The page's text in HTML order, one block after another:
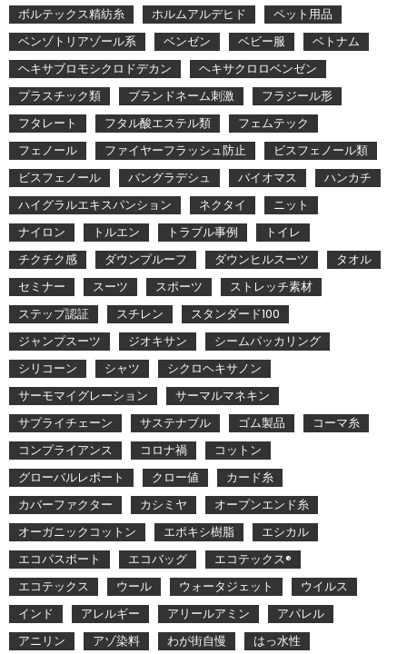
ボルテックス精紡糸 ホルムアルデヒド
ペット用品
ベンゾトリアゾール系
ベンゼン ベビー服
ベトナム
ヘキサブロモシクロドデカン
ヘキサクロロベンゼン
プラスチック類
ブランドネーム刺激
フラジール形
フタレート
フタル酸エステル類
フェムテック
フェノール
ファイヤーフラッシュ防止
ビスフェノール類
ビスフェノール
バングラデシュ バイオマス
ハンカチ
ハイグラルエキスパンション
ネクタイ
ニット
ナイロン
トルエン トラブル事例
トイレ
チクチク感
ダウンプルーフ ダウンヒルスーツ
タオル
セミナー
スーツ スポーツ
ストレッチ素材
ステップ認証
スチレン
スタンダード100
ジャンプスーツ
ジオキサン
シームパッカリング
シリコーン
シャツ
シクロヘキサノン
サーモマイグレーション
サーマルマネキン
サプライチェーン
サステナブル ゴム製品
コーマ糸
コンプライアンス
コロナ禍
コットン
グローバルレポート
クロー値
カード糸
カバーファクター
カシミヤ
オープンエンド糸
オーガニックコットン
エポキシ樹脂
エシカル
エコパスポート
エコバッグ
エコテックス®
エコテックス
ウール ウォータジェット
ウイルス
インド
アレルギー アリールアミン
アパレル
アニリン
アゾ染料 わが街自慢
はっ水性